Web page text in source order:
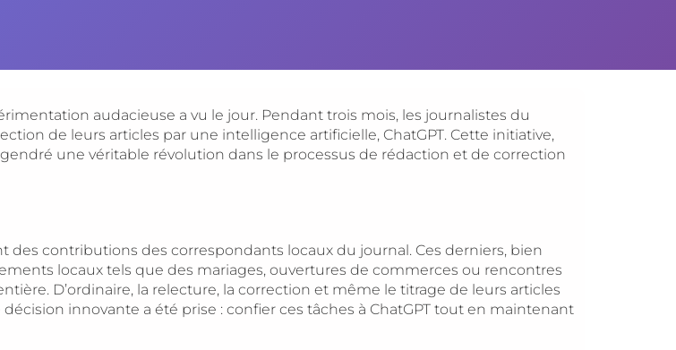
audacieuse a vu le jour. Pendant trois mois, les journalistes du
de leurs articles par une intelligence artificielle, ChatGPT. Cette initiative,
une véritable révolution dans le processus de rédaction et de correction
des contributions des correspondants locaux du journal. Ces derniers, bien
locaux tels que des mariages, ouvertures de commerces ou rencontres
D’ordinaire, la relecture, la correction et même le titrage de leurs articles
innovante a été prise : confier ces tâches à ChatGPT tout en maintenant